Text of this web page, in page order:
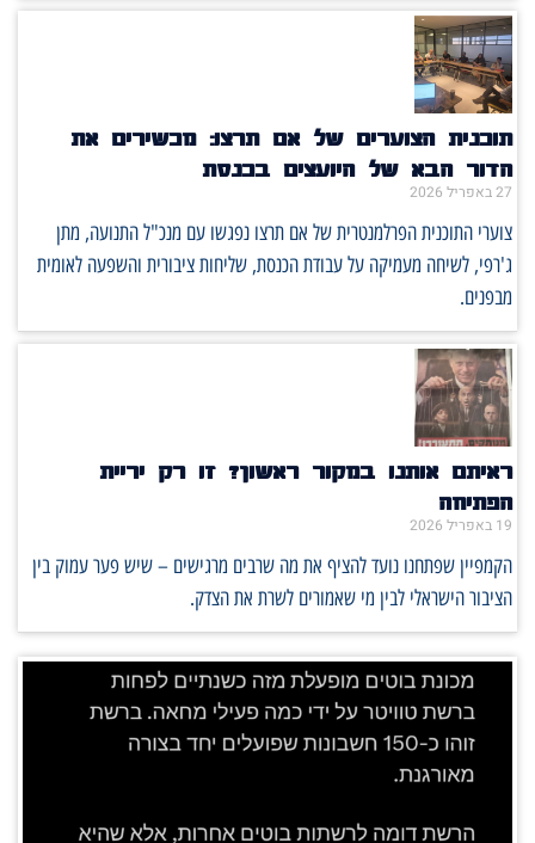
תוכנית הצוערים של אם תרצו: מכשירים את
הדור הבא של היועצים בכנסת
27 באפריל 2026
צוערי התוכנית הפרלמנטרית של אם תרצו נפגשו עם מנכ"ל התנועה, מתן
ג'רפי, לשיחה מעמיקה על עבודת הכנסת, שליחות ציבורית והשפעה לאומית
מבפנים.
ראיתם אותנו במקור ראשון? זו רק יריית
הפתיחה
19 באפריל 2026
הקמפיין שפתחנו נועד להציף את מה שרבים מרגישים – שיש פער עמוק בין
הציבור הישראלי לבין מי שאמורים לשרת את הצדק.